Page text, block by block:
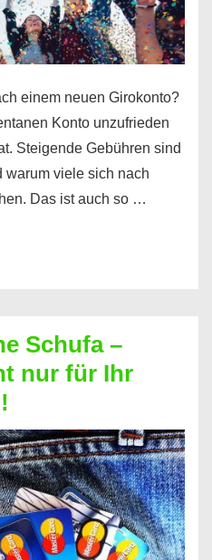
einem neuen Girokonto?
Konto unzufrieden
Steigende Gebühren sind
warum viele sich nach
Das ist auch so …
Schufa –
nur für Ihr